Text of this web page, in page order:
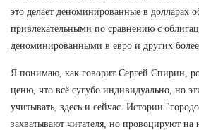
это делает деноминированные в долларах
привлекательными по сравнению с
деноминированными в евро и других
Я понимаю, как говорит Сергей Спирин,
ценю, что всё сугубо индивидуально, но
учитывать, здесь и сейчас. Истории
захватывают читателя, но провоцируют на